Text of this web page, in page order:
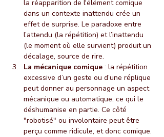
la réapparition de l'élément comique
dans un contexte inattendu crée un
effet de surprise. Le paradoxe entre
l’attendu (la répétition) et l’inattendu
(le moment où elle survient) produit un
décalage, source de rire.
La mécanique comique : la répétition
excessive d’un geste ou d’une réplique
peut donner au personnage un aspect
mécanique ou automatique, ce qui le
déshumanise en partie. Ce côté
"robotisé" ou involontaire peut être
perçu comme ridicule, et donc comique.